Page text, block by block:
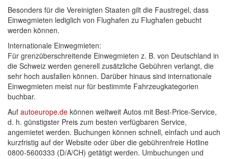
Besonders für die Vereinigten Staaten gilt die Faustregel, dass
Einwegmieten lediglich von Flughafen zu Flughafen gebucht
werden können.
Internationale Einwegmieten:
Für grenzüberschreitende Einwegmieten z. B. von Deutschland in
die Schweiz werden generell zusätzliche Gebühren verlangt, die
sehr hoch ausfallen können. Darüber hinaus sind internationale
Einwegmieten meist nur für bestimmte Fahrzeugkategorien
buchbar.
Auf autoeurope.de können weltweit Autos mit Best-Price-Service,
d. h. günstigster Preis zum besten verfügbaren Service,
angemietet werden. Buchungen können schnell, einfach und auch
kurzfristig auf der Website oder über die gebührenfreie Hotline
0800-5600333 (D/A/CH) getätigt werden. Umbuchungen und